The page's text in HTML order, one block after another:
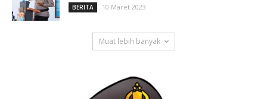
BERITA 10 Maret 2023
Muat lebih banyak